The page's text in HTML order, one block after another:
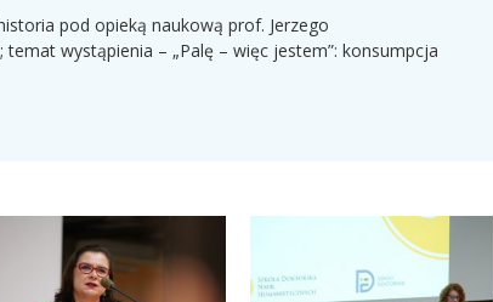
pod opieką naukową prof. Jerzego
wystąpienia – „Palę – więc jestem”: konsumpcja